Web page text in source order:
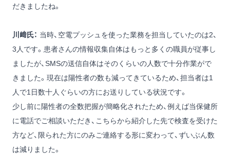
だきましたね。
川﨑氏： 当時、空電プッシュを使った業務を担当していたのは2、
3人です。患者さんの情報収集自体はもっと多くの職員が従事し
ましたが、SMSの送信自体はそのくらいの人数で十分作業がで
きました。現在は陽性者の数も減ってきているため、担当者は1
人で1日数十人ぐらいの方にお送りしている状況です。
少し前に陽性者の全数把握が簡略化されたため、例えば当保健所
に電話でご相談いただき、こちらから紹介した先で検査を受けた
方など、限られた方にのみご連絡する形に変わって、ずいぶん数
は減りました。